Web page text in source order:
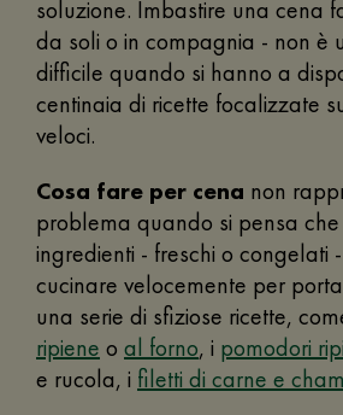
soluzione. Imbastire una cena
da soli o in compagnia - non è
difficile quando si hanno a
centinaia di ricette focalizzate
veloci.
Cosa fare per cena non
problema quando si pensa
ingredienti - freschi o congelati
cucinare velocemente per
una serie di sfiziose ricette,
ripiene o al forno, i pomodori
e rucola, i filetti di carne e